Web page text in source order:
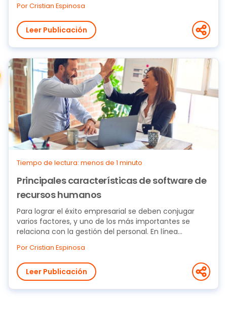
Por Cristian Espinosa
Leer Publicación
Tiempo de lectura: menos de 1 minuto
Principales características de software de
recursos humanos
Para lograr el éxito empresarial se deben conjugar
varios factores, y uno de los más importantes se
relaciona con la gestión del personal. En línea...
Por Cristian Espinosa
Leer Publicación